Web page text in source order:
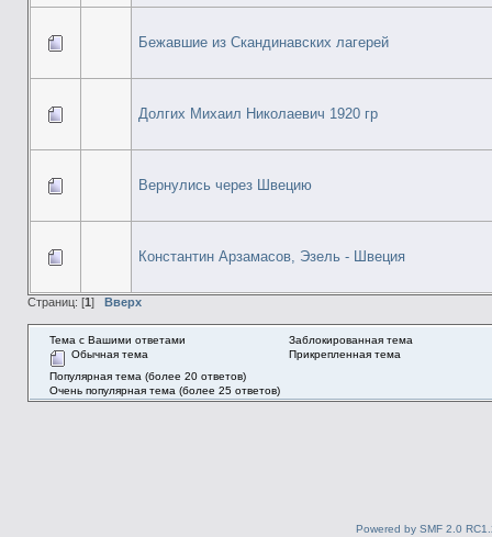
Бежавшие из Скандинавских лагерей
Долгих Михаил Николаевич 1920 гр
Вернулись через Швецию
Константин Арзамасов, Эзель - Швеция
Страниц: [1 ] Вверх
Тема с Вашими ответами
Обычная тема
Популярная тема (более 20 ответов)
Очень популярная тема (более 25 ответов)
Заблокированная тема
Прикрепленная тема
Powered by SMF 2.0